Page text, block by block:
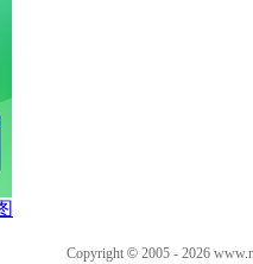
Copyright © 2005 - 2026